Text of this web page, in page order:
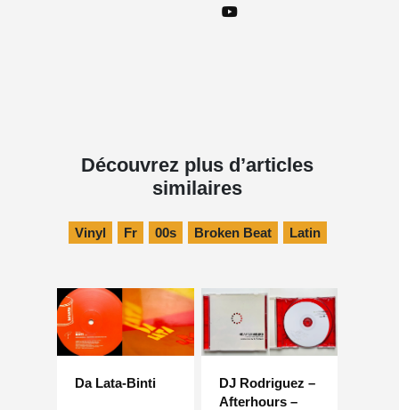
Découvrez plus d’articles
similaires
Vinyl Fr 00s Broken Beat Latin
Da Lata-Binti
DJ Rodriguez –
Afterhours –